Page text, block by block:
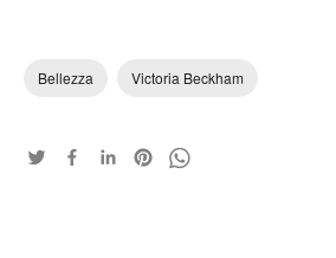
Bellezza Victoria Beckham